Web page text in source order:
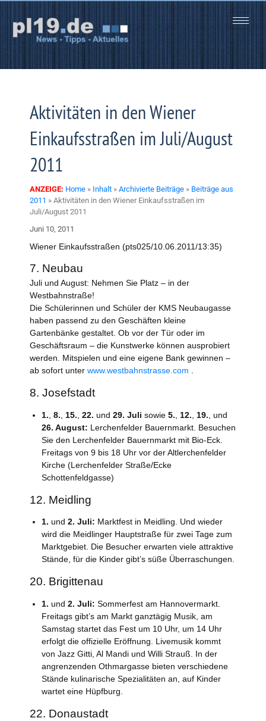
Zum
springen
Aktivitäten in den Wiener
Einkaufsstraßen im Juli/August
2011
ANZEIGE: Home » Inhalt » Archivierte Beiträge » Beiträge aus
2011 » Aktivitäten in den Wiener Einkaufsstraßen im
Juli/August 2011
Juni 10, 2011
Wiener Einkaufsstraßen (pts025/10.06.2011/13:35)
7. Neubau
Juli und August: Nehmen Sie Platz – in der
Westbahnstraße!
Die Schülerinnen und Schüler der KMS Neubaugasse
haben passend zu den Geschäften kleine
Gartenbänke gestaltet. Ob vor der Tür oder im
Geschäftsraum – die Kunstwerke können ausprobiert
werden. Mitspielen und eine eigene Bank gewinnen –
ab sofort unter www.westbahnstrasse.com .
8. Josefstadt
1. 8. 15. 22. und 29. Juli sowie 5. 12. 19. , und
26. August: Lerchenfelder Bauernmarkt. Besuchen
Sie den Lerchenfelder Bauernmarkt mit Bio-Eck.
Freitags von 9 bis 18 Uhr vor der Altlerchenfelder
Kirche (Lerchenfelder Straße/Ecke
Schottenfeldgasse)
12. Meidling
1. und 2. Juli: Marktfest in Meidling. Und wieder
wird die Meidlinger Hauptstraße für zwei Tage zum
Marktgebiet. Die Besucher erwarten viele attraktive
Stände, für die Kinder gibt’s süße Überraschungen.
20. Brigittenau
1. und 2. Juli: Sommerfest am Hannovermarkt.
Freitags gibt’s am Markt ganztägig Musik, am
Samstag startet das Fest um 10 Uhr, um 14 Uhr
erfolgt die offizielle Eröffnung. Livemusik kommt
von Jazz Gitti, Al Mandi und Willi Strauß. In der
angrenzenden Othmargasse bieten verschiedene
Stände kulinarische Spezialitäten an, auf Kinder
wartet eine Hüpfburg.
22. Donaustadt